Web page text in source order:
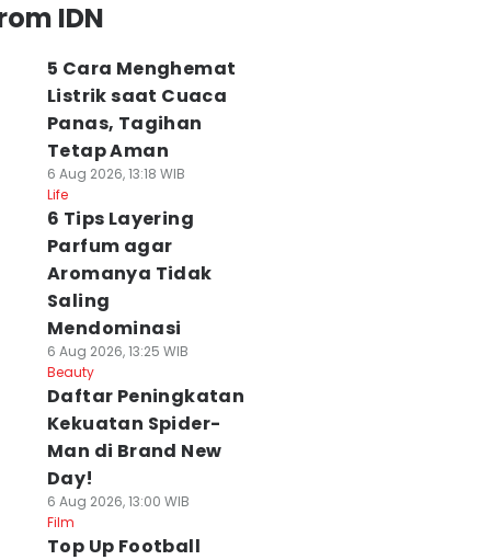
IDN
5 Cara Menghemat
Listrik saat Cuaca
Panas, Tagihan
Tetap Aman
6 Aug 2026, 13:18 WIB
Life
6 Tips Layering
Parfum agar
Aromanya Tidak
Saling
Mendominasi
6 Aug 2026, 13:25 WIB
Beauty
Daftar Peningkatan
Kekuatan Spider-
Man di Brand New
Day!
6 Aug 2026, 13:00 WIB
Film
Top Up Football